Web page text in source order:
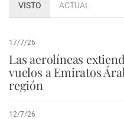
VISTO ACTUAL
17/7/26
Las aerolíneas
vuelos a Emiratos
región
12/7/26